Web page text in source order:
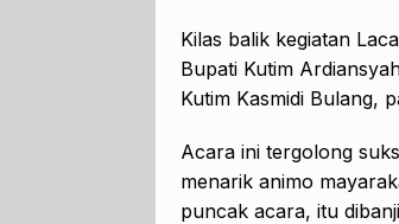
Kilas balik kegiatan
Bupati Kutim
Kutim Kasmidi Bulang,
Acara ini tergolong
menarik animo
puncak acara, itu